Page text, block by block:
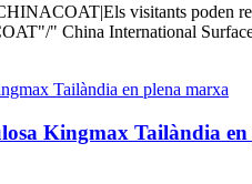
visitants poden
" China International
Kingmax Tailàndia